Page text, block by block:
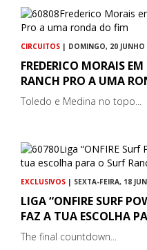
CIRCUITOS | DOMINGO, 20 JUNHO
FREDERICO MORAIS
RANCH PRO A UMA
Toledo e Medina no topo...
EXCLUSIVOS | SEXTA-FEIRA, 18
LIGA “ONFIRE SURF
FAZ A TUA ESCOLHA
The final countdown...